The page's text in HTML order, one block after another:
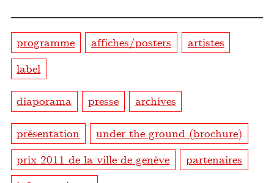
programme affiches/posters
artistes
label
diaporama presse archives
présentation
under the ground (brochure)
prix 2011 de la ville de genève
partenaires